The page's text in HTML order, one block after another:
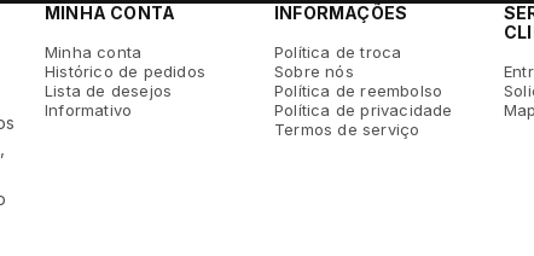
MINHA CONTA
Minha conta
Histórico de pedidos
Lista de desejos
Informativo
INFORMAÇÕES
Política de troca
Sobre nós
Política de reembolso
Política de privacidade
Termos de serviço